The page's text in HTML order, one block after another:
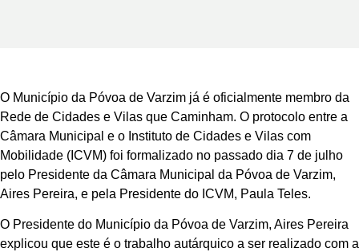
O Município da Póvoa de Varzim já é oficialmente membro da
Rede de Cidades e Vilas que Caminham. O protocolo entre a
Câmara Municipal e o Instituto de Cidades e Vilas com
Mobilidade (ICVM) foi formalizado no passado dia 7 de julho
pelo Presidente da Câmara Municipal da Póvoa de Varzim,
Aires Pereira, e pela Presidente do ICVM, Paula Teles.
O Presidente do Município da Póvoa de Varzim, Aires Pereira
explicou que este é o trabalho autárquico a ser realizado com a